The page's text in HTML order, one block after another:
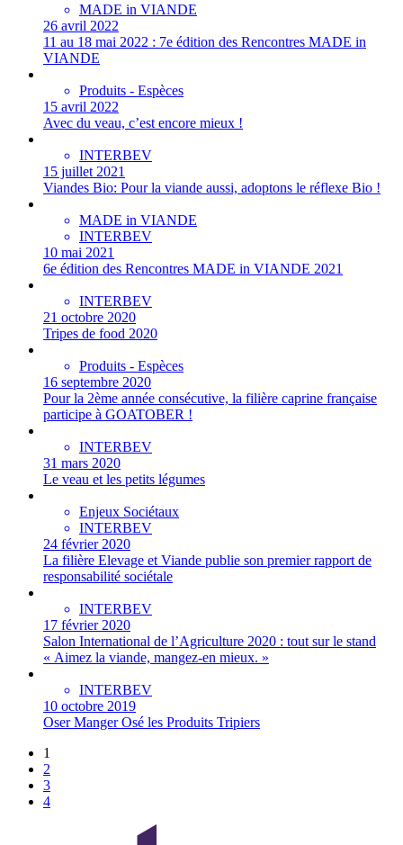
MADE in VIANDE
26 avril 2022
11 au 18 mai 2022 : 7e édition des Rencontres MADE in
VIANDE
Produits - Espèces
15 avril 2022
Avec du veau, c’est encore mieux !
INTERBEV
15 juillet 2021
Viandes Bio: Pour la viande aussi, adoptons le réflexe Bio !
MADE in VIANDE
INTERBEV
10 mai 2021
6e édition des Rencontres MADE in VIANDE 2021
INTERBEV
21 octobre 2020
Tripes de food 2020
Produits - Espèces
16 septembre 2020
Pour la 2ème année consécutive, la filière caprine française
participe à GOATOBER !
INTERBEV
31 mars 2020
Le veau et les petits légumes
Enjeux Sociétaux
INTERBEV
24 février 2020
La filière Elevage et Viande publie son premier rapport de
responsabilité sociétale
INTERBEV
17 février 2020
Salon International de l’Agriculture 2020 : tout sur le stand
« Aimez la viande, mangez-en mieux. »
INTERBEV
10 octobre 2019
Oser Manger Osé les Produits Tripiers
1
2
3
4